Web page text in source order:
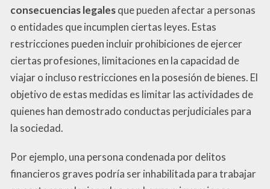
consecuencias legalesque pueden afectar a personas
o entidades que incumplen ciertas leyes. Estas
restricciones pueden incluir prohibiciones de ejercer
ciertas profesiones, limitaciones en la capacidad de
viajar o incluso restricciones en la posesión de bienes. El
objetivo de estas medidas es limitar las actividades de
quienes han demostrado conductas perjudiciales para
la sociedad.
Por ejemplo, una persona condenada por delitos
financieros graves podría ser inhabilitada para trabajar